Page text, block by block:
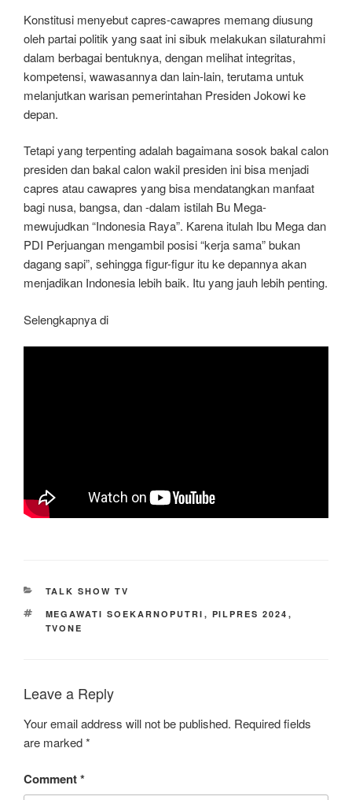
Konstitusi menyebut capres-cawapres memang diusung
oleh partai politik yang saat ini sibuk melakukan silaturahmi
dalam berbagai bentuknya, dengan melihat integritas,
kompetensi, wawasannya dan lain-lain, terutama untuk
melanjutkan warisan pemerintahan Presiden Jokowi ke
depan.
Tetapi yang terpenting adalah bagaimana sosok bakal calon
presiden dan bakal calon wakil presiden ini bisa menjadi
capres atau cawapres yang bisa mendatangkan manfaat
bagi nusa, bangsa, dan -dalam istilah Bu Mega-
mewujudkan “Indonesia Raya”. Karena itulah Ibu Mega dan
PDI Perjuangan mengambil posisi “kerja sama” bukan
dagang sapi”, sehingga figur-figur itu ke depannya akan
menjadikan Indonesia lebih baik. Itu yang jauh lebih penting.
Selengkapnya di
CATEGORIES
TALK SHOW TV
TAGS
MEGAWATI SOEKARNOPUTRI , PILPRES 2024 ,
TVONE
Leave a Reply
Your email address will not be published. Required fields
are marked*
Comment*